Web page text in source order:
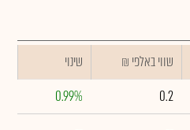
₪ שווי באלפי
שינוי
0.2
0.99%